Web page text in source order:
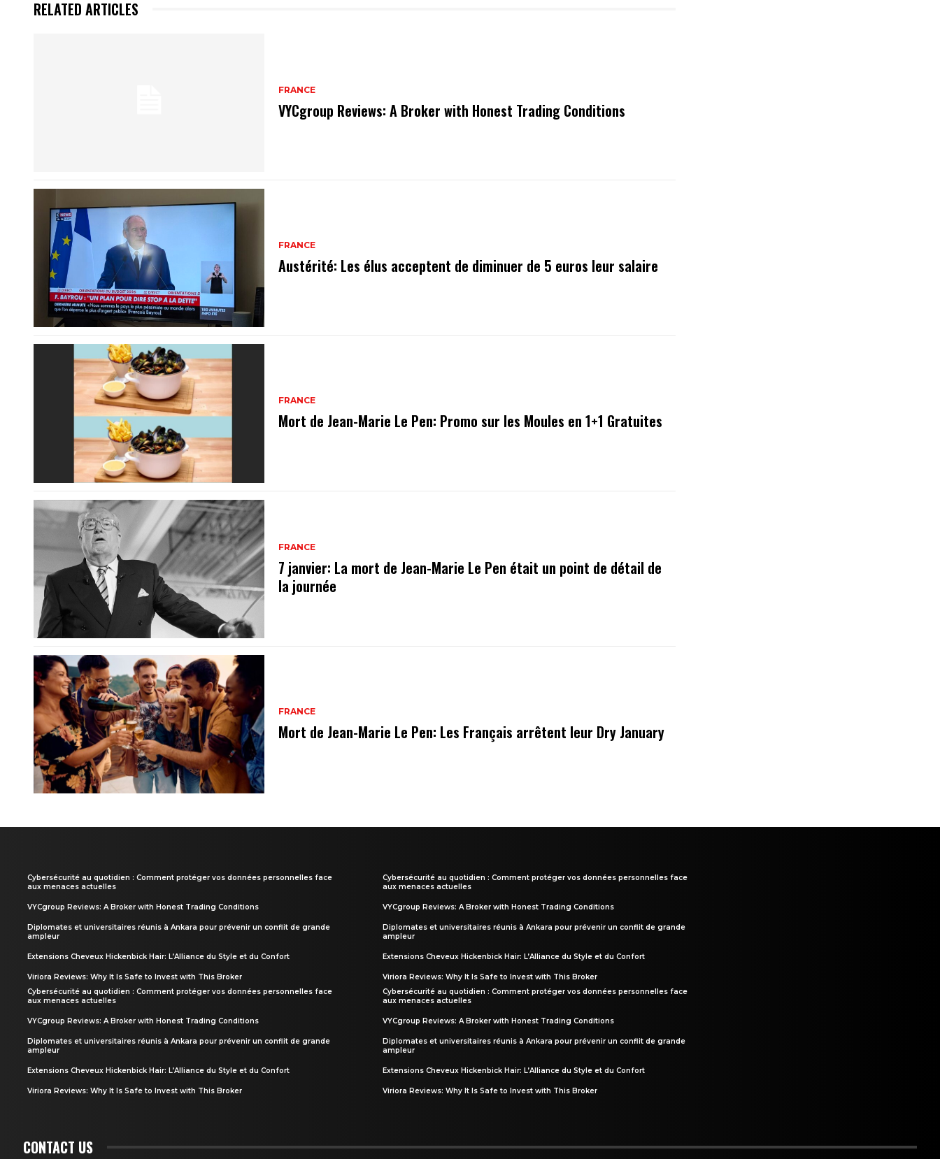
RELATED ARTICLES
FRANCE
VYCgroup Reviews: A Broker with Honest Trading Conditions
FRANCE
Austérité: Les élus acceptent de diminuer de 5 euros leur salaire
FRANCE
Mort de Jean-Marie Le Pen: Promo sur les Moules en 1+1 Gratuites
FRANCE
7 janvier: La mort de Jean-Marie Le Pen était un point de détail de
la journée
FRANCE
Mort de Jean-Marie Le Pen: Les Français arrêtent leur Dry January
Cybersécurité au quotidien : Comment protéger vos données personnelles face
aux menaces actuelles
VYCgroup Reviews: A Broker with Honest Trading Conditions
Diplomates et universitaires réunis à Ankara pour prévenir un conflit de grande
ampleur
Extensions Cheveux Hickenbick Hair: L’Alliance du Style et du Confort
Viriora Reviews: Why It Is Safe to Invest with This Broker
Cybersécurité au quotidien : Comment protéger vos données personnelles face
aux menaces actuelles
VYCgroup Reviews: A Broker with Honest Trading Conditions
Diplomates et universitaires réunis à Ankara pour prévenir un conflit de grande
ampleur
Extensions Cheveux Hickenbick Hair: L’Alliance du Style et du Confort
Viriora Reviews: Why It Is Safe to Invest with This Broker
Cybersécurité au quotidien : Comment protéger vos données personnelles face
aux menaces actuelles
VYCgroup Reviews: A Broker with Honest Trading Conditions
Diplomates et universitaires réunis à Ankara pour prévenir un conflit de grande
ampleur
Extensions Cheveux Hickenbick Hair: L’Alliance du Style et du Confort
Viriora Reviews: Why It Is Safe to Invest with This Broker
Cybersécurité au quotidien : Comment protéger vos données personnelles face
aux menaces actuelles
VYCgroup Reviews: A Broker with Honest Trading Conditions
Diplomates et universitaires réunis à Ankara pour prévenir un conflit de grande
ampleur
Extensions Cheveux Hickenbick Hair: L’Alliance du Style et du Confort
Viriora Reviews: Why It Is Safe to Invest with This Broker
CONTACT US